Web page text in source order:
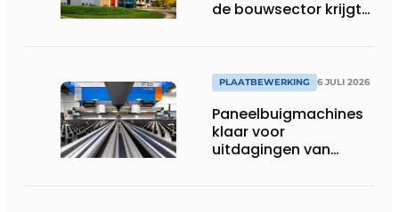
de bouwsector krijgt
PLAATBEWERKING 6 JULI 2026
Paneelbuigmachines
klaar voor
uitdagingen van